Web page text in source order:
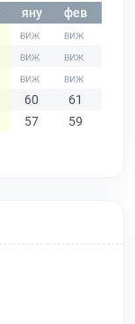
яну фев
60 61
57 59